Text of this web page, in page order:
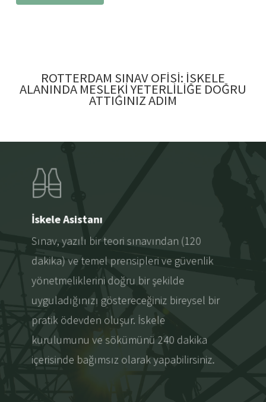
ROTTERDAM SINAVOFISI: İSKELE
ALANINDA MESLEKI YETERLILIĞE DOĞRU
ATTIĞINIZADIM
İskele Asistanı
Sınav, yazılı bir teori sınavından (120
dakika) ve temel prensipleri ve güvenlik
yönetmeliklerini doğru bir şekilde
uyguladığınızı göstereceğiniz bireysel bir
pratik ödevden oluşur. İskele
kurulumunu ve sökümünü 240 dakika
içerisinde bağımsız olarak yapabilirsiniz.